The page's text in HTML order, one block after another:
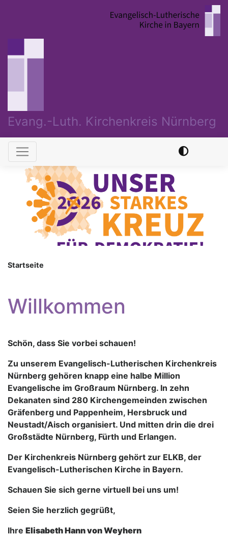
Evang.-Luth. Kirchenkreis Nürnberg
Hauptnavigation
Previous
Startseite
Willkommen
Schön, dass Sie vorbei schauen!
Zu unserem Evangelisch-Lutherischen Kirchenkreis
Nürnberg gehören knapp eine halbe Million
Evangelische im Großraum Nürnberg. In zehn
Dekanaten sind 280 Kirchengemeinden zwischen
Gräfenberg und Pappenheim, Hersbruck und
Neustadt/Aisch organisiert. Und mitten drin die drei
Großstädte Nürnberg, Fürth und Erlangen.
Der Kirchenkreis Nürnberg gehört zur ELKB, der
Evangelisch-Lutherischen Kirche in Bayern.
Schauen Sie sich gerne virtuell bei uns um!
Seien Sie herzlich gegrüßt,
Ihre Elisabeth Hann von Weyhern